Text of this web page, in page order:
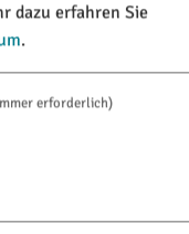
dazu erfahren Sie
.
erforderlich)